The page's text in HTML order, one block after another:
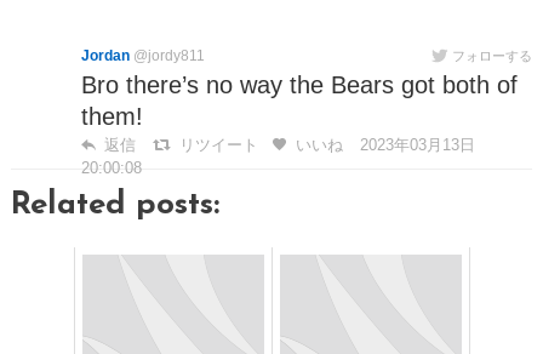
Jordan @jordy811 フォローする
Bro there’s no way the Bears got both of
them!
返信 リツイート いいね
2023年03月13日
20:00:08
Related posts: